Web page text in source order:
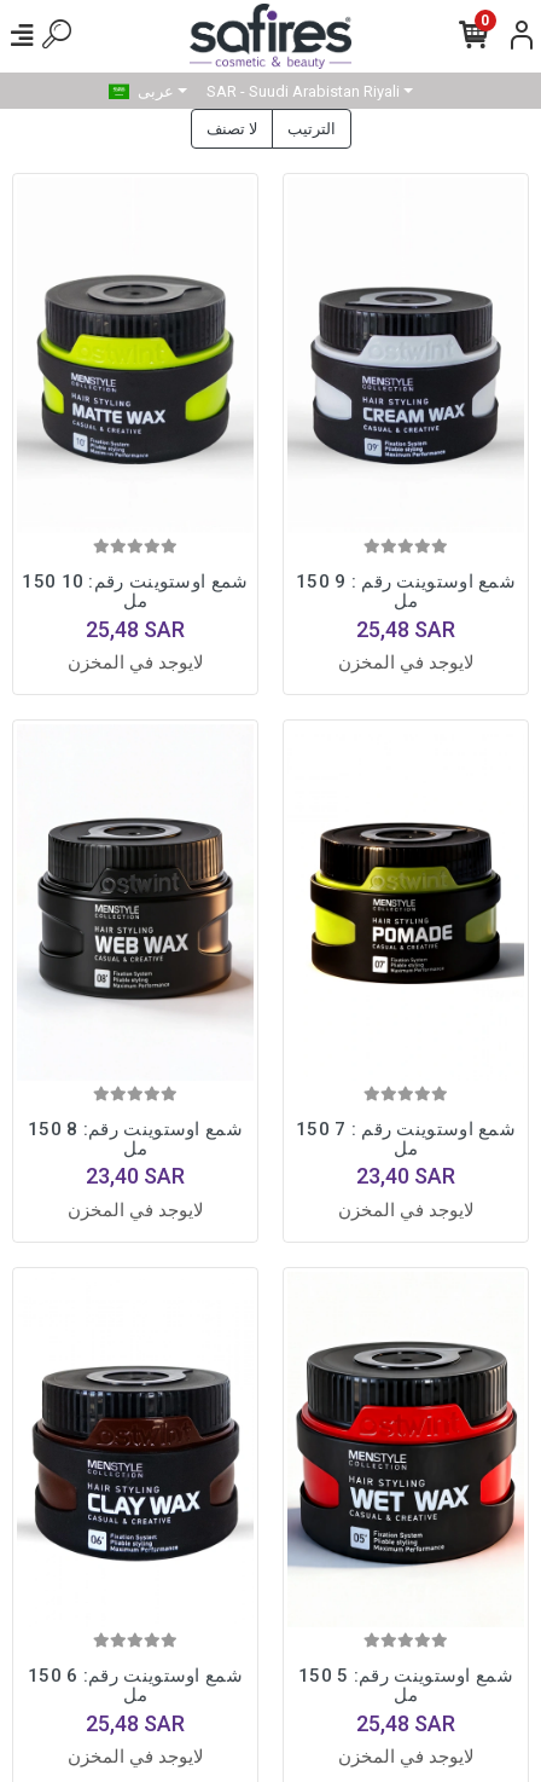
0
عربى SAR - Suudi Arabistan Riyali
لا تصنف الترتيب
شمع اوستوينت رقم: 10 150
مل
25,48 SAR
لايوجد في المخزن
شمع اوستوينت رقم : 9 150
مل
25,48 SAR
لايوجد في المخزن
شمع اوستوينت رقم: 8 150
مل
23,40 SAR
لايوجد في المخزن
شمع اوستوينت رقم : 7 150
مل
23,40 SAR
لايوجد في المخزن
شمع اوستوينت رقم: 6 150
مل
25,48 SAR
لايوجد في المخزن
شمع اوستوينت رقم: 5 150
مل
25,48 SAR
لايوجد في المخزن